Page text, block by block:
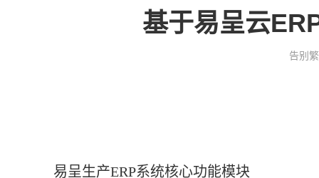
基于易呈云
告别
易呈生产ERP系统核心功能模块